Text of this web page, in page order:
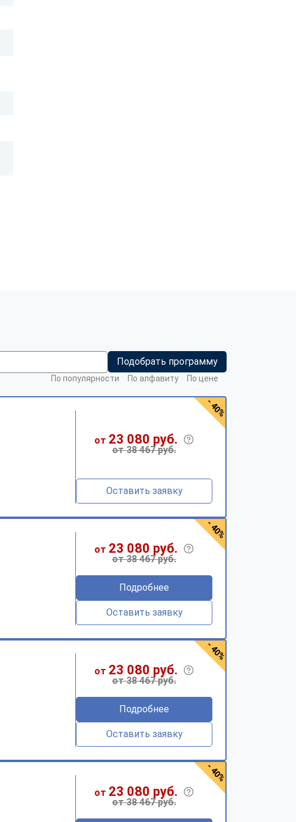
Подобрать программу
По популярности По алфавиту По цене
от 23 080 руб.
от 38 467 руб.
Оставить заявку
- 40%
от 23 080 руб.
от 38 467 руб.
Подробнее
Оставить заявку
- 40%
от 23 080 руб.
от 38 467 руб.
Подробнее
Оставить заявку
- 40%
от 23 080 руб.
от 38 467 руб.
- 40%